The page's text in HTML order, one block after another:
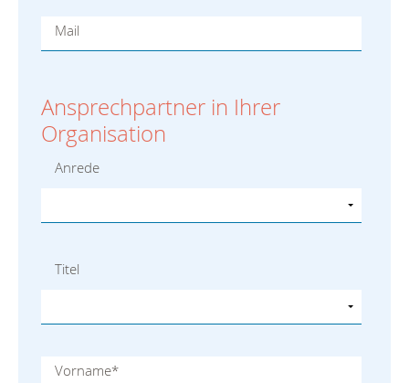
Mail
Ansprechpartner in Ihrer
Organisation
Anrede
Titel
Vorname*